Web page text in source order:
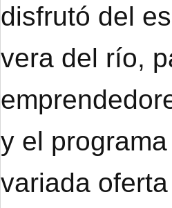
disfrutó del
vera del río,
y el
variada